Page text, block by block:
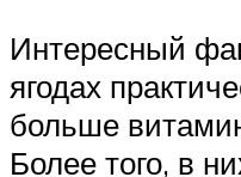
Интересный
ягодах
больше
Более того, в